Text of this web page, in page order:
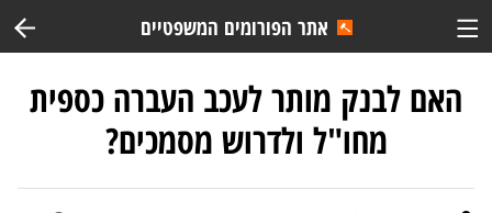
אתר הפורומים המשפטיים
האם לבנק מותר לעכב העברה כספית
מחו"ל ולדרוש מסמכים?